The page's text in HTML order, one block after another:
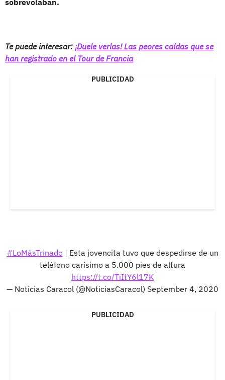
Te puede interesar: ¡Duele verlas! Las peores caídas que se
han registrado en el Tour de Francia
PUBLICIDAD
#LoMásTrinado| Esta jovencita tuvo que despedirse de un
teléfono carísimo a 5.000 pies de altura
https://t.co/TiItY6l17K
— Noticias Caracol (@NoticiasCaracol) September 4, 2020
PUBLICIDAD